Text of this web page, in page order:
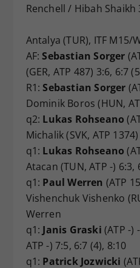
Renchell / Hibah Shaikh
Antalya (TUR), ITF M15/
AF:Sebastian Sorger
(GER, ATP 487) 3:6, 6:7
R1:Sebastian Sorger
Dominik Boros (HUN,
q2: Lukas Rohseano
Michalik (SVK, ATP
q1: Lukas Rohseano
Atacan (TUN, ATP -) 6:3,
q1: Paul Werren (ATP
Vishenchuk Vishenko
Werren
q1: Janis Graski (ATP -)
ATP -) 7:5, 6:7 (4), 8:10
q1: Patrick Jozwicki